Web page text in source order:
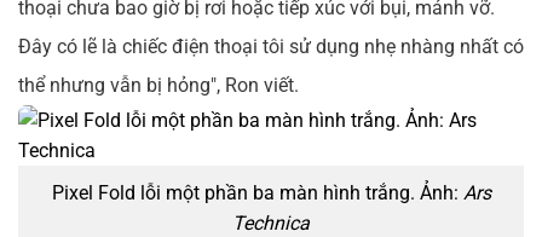
thoại chưa bao giờ bị rơi hoặc tiếp xúc với bụi, mảnh vỡ.
Đây có lẽ là chiếc điện thoại tôi sử dụng nhẹ nhàng nhất có
thể nhưng vẫn bị hỏng", Ron viết.
Pixel Fold lỗi một phần ba màn hình trắng. Ảnh: Ars
Technica